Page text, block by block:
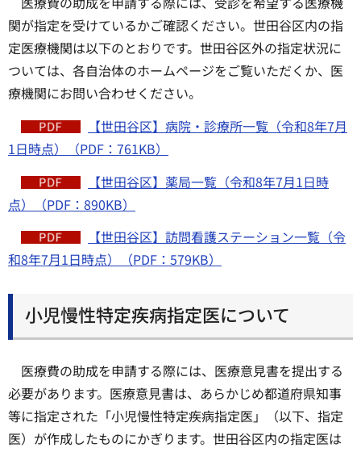
関が指定を受けているかご確認ください。世田谷区内の指
定医療機関は以下のとおりです。世田谷区外の指定状況に
ついては、各自治体のホームページをご覧いただくか、医
療機関にお問い合わせください。
【世田谷区】病院・診療所一覧（令和8年7月
1日時点）（PDF：761KB）
【世田谷区】薬局一覧（令和8年7月1日時
点）（PDF：890KB）
【世田谷区】訪問看護ステーション一覧（令
和8年7月1日時点）（PDF：579KB）
小児慢性特定疾病指定医について
医療費の助成を申請する際には、医療意見書を提出する
必要があります。医療意見書は、あらかじめ都道府県知事
等に指定された「小児慢性特定疾病指定医」（以下、指定
医）が作成したものにかぎります。世田谷区内の指定医は